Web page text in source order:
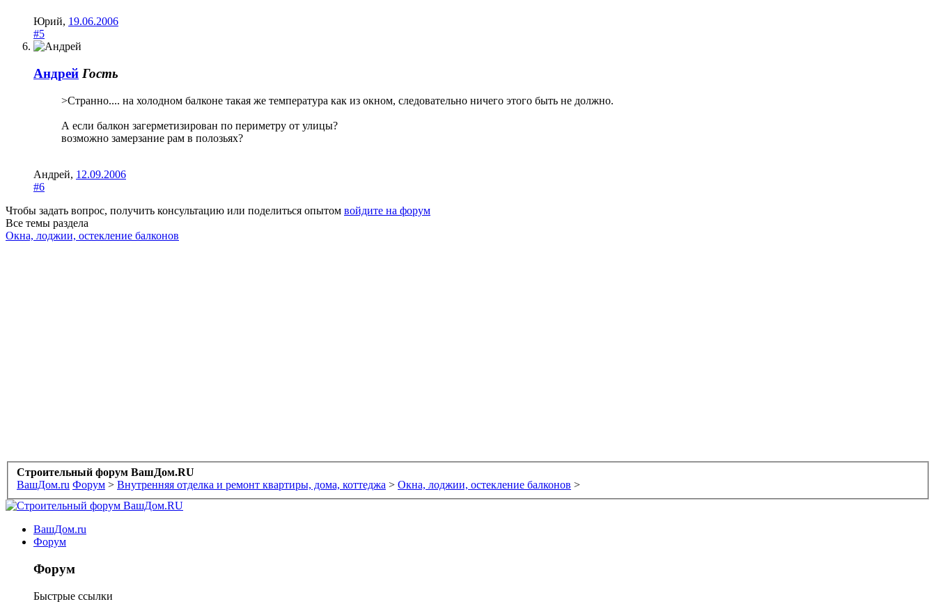
Юрий, 19.06.2006
#5
Андрей Гость
>Странно.... на холодном балконе такая же температура как из окном, следовательно ничего этого быть не должно.
А если балкон загерметизирован по периметру от улицы?
возможно замерзание рам в полозьях?
Андрей, 12.09.2006
#6
Чтобы задать вопрос, получить консультацию или поделиться опытом войдите на форум
Все темы раздела
Окна, лоджии, остекление балконов
Строительный форум ВашДом.RU
ВашДом.ru Форум > Внутренняя отделка и ремонт квартиры, дома, коттеджа > Окна, лоджии, остекление балконов >
ВашДом.ru
Форум
Форум
Быстрые ссылки